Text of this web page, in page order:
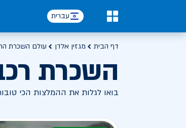
עברית
דף הבית מגזין אלדן עולם השכרת
השכרת
בואו לגלות את ההמלצות הכי